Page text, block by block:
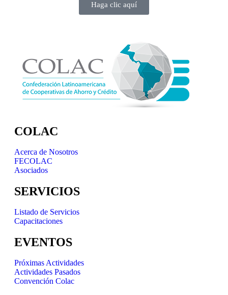
Haga clic aquí
COLAC
Acerca de Nosotros
FECOLAC
Asociados
SERVICIOS
Listado de Servicios
Capacitaciones
EVENTOS
Próximas Actividades
Actividades Pasados
Convención Colac